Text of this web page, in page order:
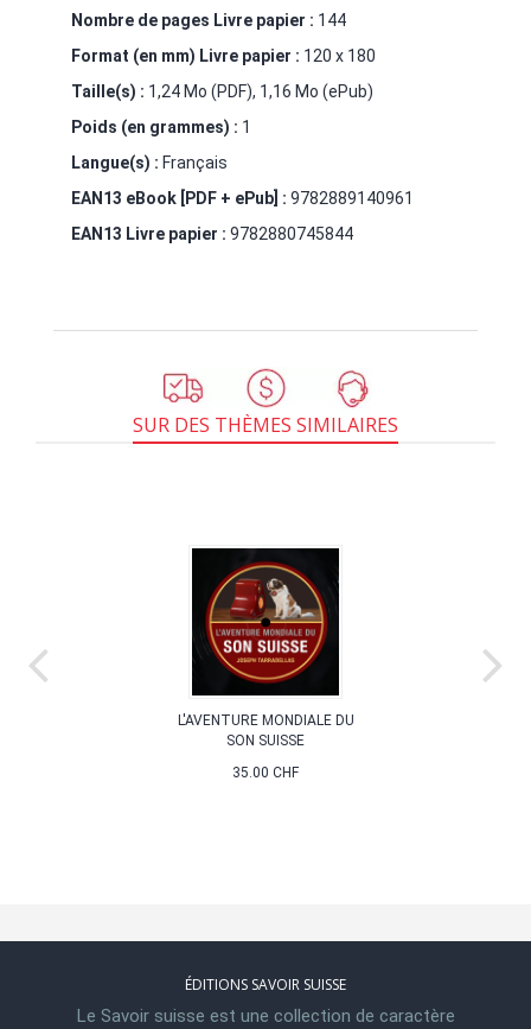
Nombre de pages Livre papier : 144
Format (en mm) Livre papier : 120 x 180
Taille(s) : 1,24 Mo (PDF), 1,16 Mo (ePub)
Poids (en grammes) : 1
Langue(s) : Français
EAN13 eBook [PDF + ePub] : 9782889140961
EAN13 Livre papier : 9782880745844
SUR DES THÈMES SIMILAIRES
L'AVENTURE MONDIALE DU
SON SUISSE
35.00 CHF
ÉDITIONS SAVOIR SUISSE
Le Savoir suisse est une collection de caractère